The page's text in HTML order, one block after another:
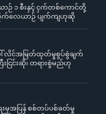
၁ စီးနှင့် ငှက်တစ်ကောင်တို့
တိုက်လေယာဉ် ပျက်ကျဟုဆို
ေါ် လိင်အမြတ်ထုတ်မှုစွပ်စွဲချက်
းငြင်းဆို၊ တရားစွဲမည်ဟု
မှအပြန် စစ်တပ်ပစ်ခတ်မှု